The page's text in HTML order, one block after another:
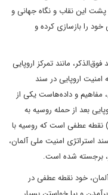
پشت این نقاب و نگاه جهانی و
خود را بازسازی کرده و
مانند تمرکز اروپایی
اروپایی در سند
مفاهیم و داده‌هاست یکی از
بعد از حمله روسیه به
اوکراین است. بی‌تردید، فوریه ۲۰۲۲ (اسفند ۱۴۰۰) نقطه عطفی است که روسیه با
استراتژی امنیت ملی آلمان،
برجسته شده است.
خود نقطه عطفی در